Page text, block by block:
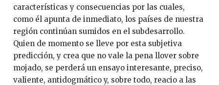
características y consecuencias por las cuales,
como él apunta de inmediato, los países de nuestra
región continúan sumidos en el subdesarrollo.
Quien de momento se lleve por esta subjetiva
predicción, y crea que no vale la pena llover sobre
mojado, se perderá un ensayo interesante, preciso,
valiente, antidogmático y, sobre todo, reacio a las